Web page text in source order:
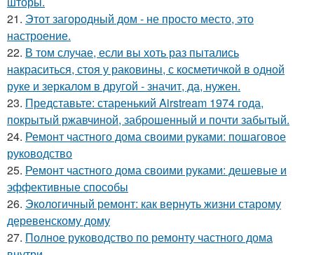
21. Этот загородный дом - не просто место, это
настроение.
22. В том случае, если вы хоть раз пытались
накраситься, стоя у раковины, с косметичкой в одной
руке и зеркалом в другой - значит, да, нужен.
23. Представьте: старенький Airstream 1974 года,
покрытый ржавчиной, заброшенный и почти забытый.
24. Ремонт частного дома своими руками: пошаговое
руководство
25. Ремонт частного дома своими руками: дешевые и
эффективные способы
26. Экологичный ремонт: как вернуть жизни старому
деревенскому дому
27. Полное руководство по ремонту частного дома